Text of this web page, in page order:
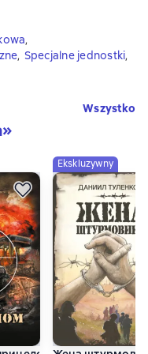
,
, Specjalne jednostki,
»
Wszystko
Ekskluzywny